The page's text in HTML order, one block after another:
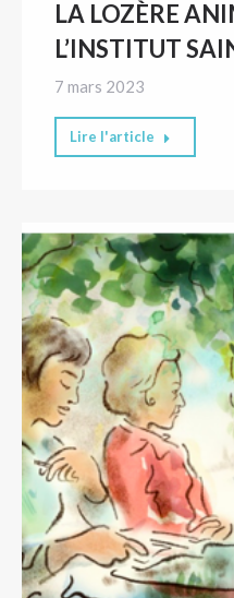
LA LOZÈRE
L’INSTITUT
7 mars 2023
Lire l'article